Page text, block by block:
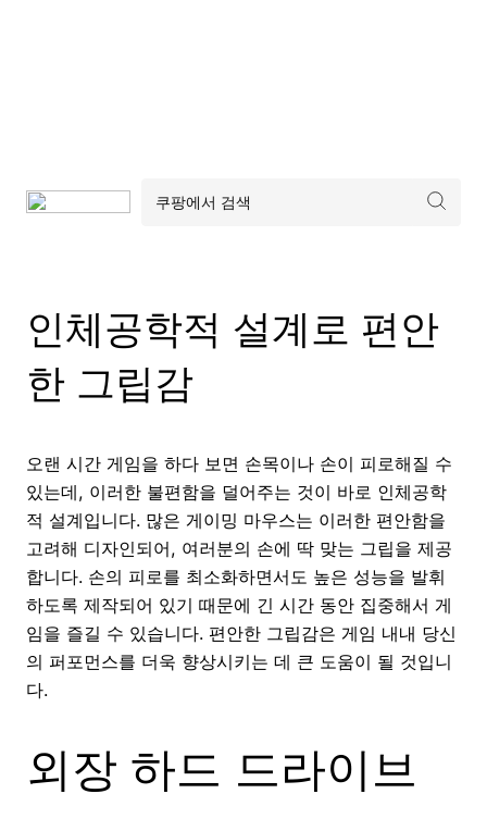
인체공학적 설계로 편안
한 그립감
오랜 시간 게임을 하다 보면 손목이나 손이 피로해질 수
있는데, 이러한 불편함을 덜어주는 것이 바로 인체공학
적 설계입니다. 많은 게이밍 마우스는 이러한 편안함을
고려해 디자인되어, 여러분의 손에 딱 맞는 그립을 제공
합니다. 손의 피로를 최소화하면서도 높은 성능을 발휘
하도록 제작되어 있기 때문에 긴 시간 동안 집중해서 게
임을 즐길 수 있습니다. 편안한 그립감은 게임 내내 당신
의 퍼포먼스를 더욱 향상시키는 데 큰 도움이 될 것입니
다.
외장 하드 드라이브